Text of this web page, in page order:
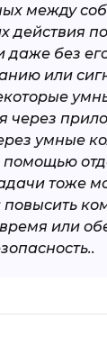
между
действия
даже без
или
через
умные
помощью
тоже
или